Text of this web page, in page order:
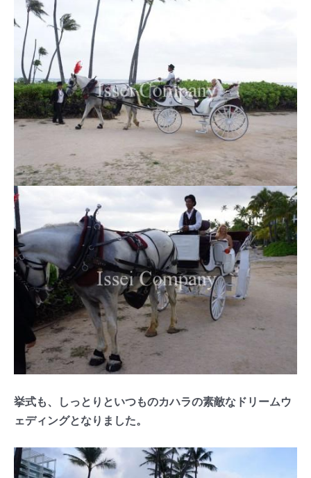
挙式も、しっとりといつものカハラの素敵なドリームウ
ェディングとなりました。